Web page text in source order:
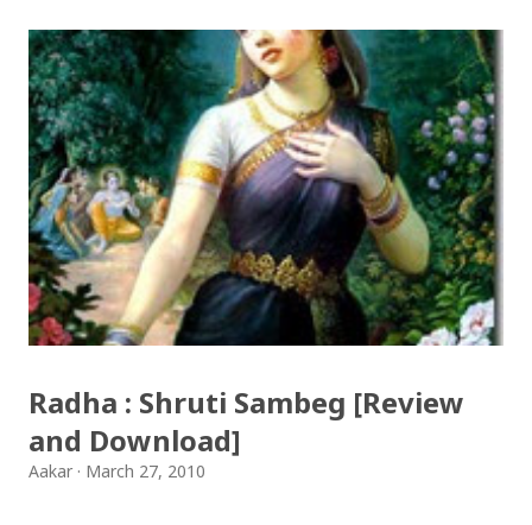
Songs: diyo baali sanjh ko / दियो बाली साँझ को
Download: Tihar Dhun (Deusi,Bhailo)/ तिहार धुन(देउसी
भैलो)- सुरसुधा नोट: यी अपलोड गरिएका गितसंगितहरु व्यावसायिक
प्रायोजनको लागि प्रयोग नगर्न आग्रह गर्दछौँ । इन्टरनेटमा भेटिएका
गितहरुलाई हामीले यहाँ एकै ठाउँमा सजिलोको लागि राखिदिएको मात्र
हौँ । तपाई यदि यी गित संगितको सर्जक हुनुहुन्छ र गित संगित यहाँबाट
हटाउनुपर्ने भए जानकारी गराउनुहोला । फेरी एकपटक शुभ दिपावलीको
हार्दिक मंगलमय शुभकामना व्यक्त गर्दछौँ ।
Radha : Shruti Sambeg [Review
and Download]
Aakar March 27, 2010